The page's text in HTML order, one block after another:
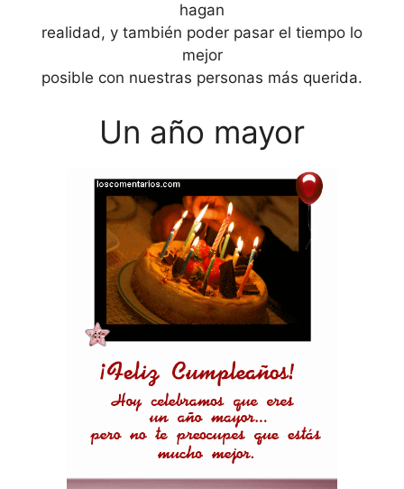
hagan
realidad, y también poder pasar el tiempo lo
mejor
posible con nuestras personas más querida.
Un año mayor